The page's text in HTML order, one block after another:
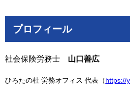
プロフィール
社会保険労務士 山口善広
ひろたの杜 労務オフィス 代表（https://